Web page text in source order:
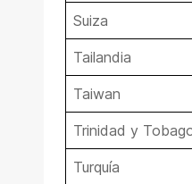
Suiza
Tailandia
Taiwan
Trinidad y
Turquía